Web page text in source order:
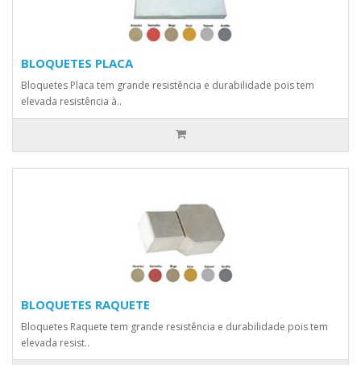
BLOQUETES PLACA
Bloquetes Placa tem grande resistência e durabilidade pois tem
elevada resistência à..
BLOQUETES RAQUETE
Bloquetes Raquete tem grande resistência e durabilidade pois tem
elevada resist..